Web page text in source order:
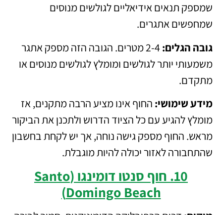
שמספק תנאים אידיאליים לגולשים מנוסים
שמחפשים אתגרים.
גובה הגלים:
2-4 מטרים. הגובה הזה מספק אתגר
משמעותי יותר לגולשים ומומלץ לגולשים מנוסים או
מתקדם.
מידע שימושי: החוף אינו מציע הרבה מתקנים, אז
מומלץ להגיע עם כל הציוד הדרוש ולתכנן את הביקור
מראש. החוף מספק גישה נוחה, אך יש לקחת בחשבון
שהתחבורה לאזור יכולה להיות מוגבלת.
10. חוף סנטו דומינגו (Santo
Domingo Beach)